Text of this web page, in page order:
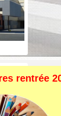
rentrée